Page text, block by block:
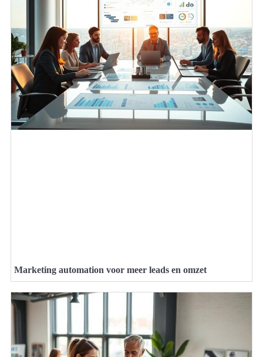
Marketing automation voor meer leads en omzet